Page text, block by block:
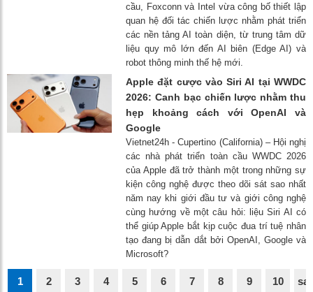
cầu, Foxconn và Intel vừa công bố thiết lập
quan hệ đối tác chiến lược nhằm phát triển
các nền tảng AI toàn diện, từ trung tâm dữ
liệu quy mô lớn đến AI biên (Edge AI) và
robot thông minh thế hệ mới.
Apple đặt cược vào Siri AI tại WWDC
2026: Canh bạc chiến lược nhằm thu
hẹp khoảng cách với OpenAI và
Google
Vietnet24h - Cupertino (California) – Hội nghị
các nhà phát triển toàn cầu WWDC 2026
của Apple đã trở thành một trong những sự
kiện công nghệ được theo dõi sát sao nhất
năm nay khi giới đầu tư và giới công nghệ
cùng hướng về một câu hỏi: liệu Siri AI có
thể giúp Apple bắt kịp cuộc đua trí tuệ nhân
tạo đang bị dẫn dắt bởi OpenAI, Google và
Microsoft?
1 2 3 4 5 6 7 8 9 10